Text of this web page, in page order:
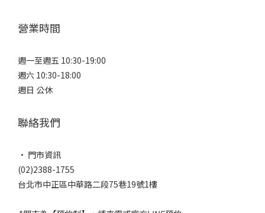
營業時間
週一至週五 10:30-19:00
週六 10:30-18:00
週日 公休
聯絡我們
• 門市資訊
(02)2388-1755
台北市中正區中華路二段75巷19號1樓